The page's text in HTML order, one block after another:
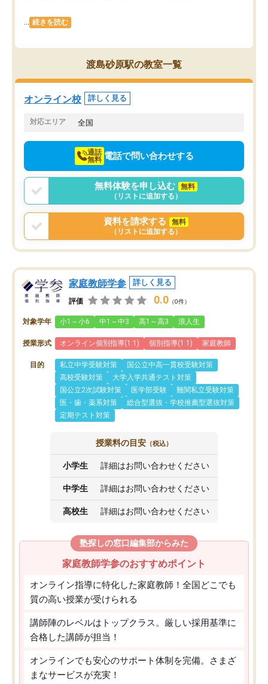
... 続きを読む
渡島砂原駅の教室一覧
オンライン校 詳しく見る
対応エリア 全国
通話
無料 電話で問い合わせする
無料体験を申し込む
無料
（リストに追加する）
資料を請求する
無料
（リストに追加する）
家庭教師学参 詳しく見る
評価 0.0 （0件）
対象学年 小1～小6 中1～中3 高1～高3 浪人生
授業形式 オンライン個別指導(1:1) 個別指導(1:1) 家庭教師
目的 私立中学受験対策
国公立中高一貫校受験対策
高校受験対策
大学入学共通テスト対策
国公立2次試験対策
医学部受験
難関私立受験対策
医・歯・薬系対策
総合型選抜・学校推薦型選抜対策
定期テスト対策
授業料の目安 （税込）
小学生 詳細はお問い合わせください
中学生 詳細はお問い合わせください
高校生 詳細はお問い合わせください
塾探しの窓口編集部からみた
家庭教師学参のおすすめポイント
オンライン指導に特化した家庭教師！全国どこでも
質の高い授業が受けられる
講師陣のレベルはトップクラス。厳しい採用基準に
合格した講師が担当！
オンラインでも安心のサポート体制を完備。さまざ
まなサービスが充実！